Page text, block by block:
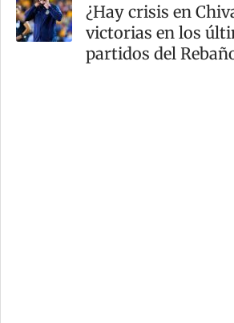
¿Hay crisis en
victorias en los
partidos del